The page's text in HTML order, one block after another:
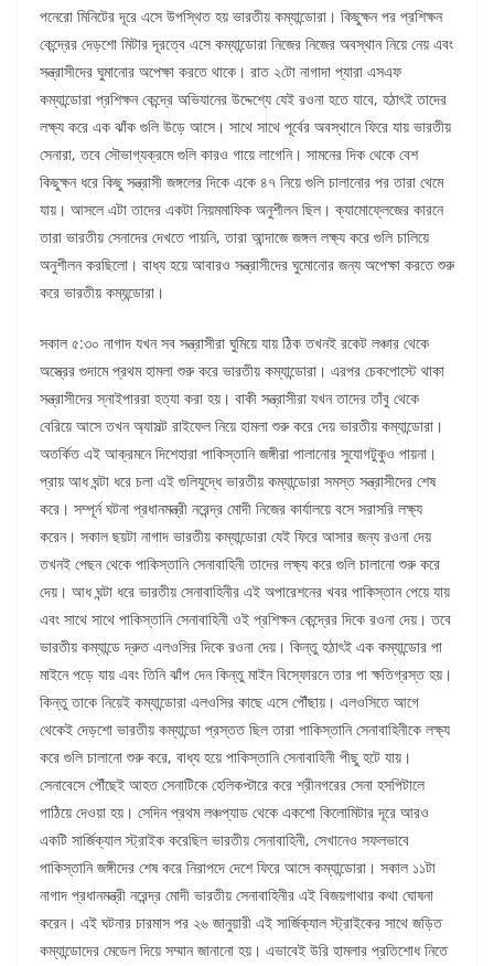
পনেরো মিনিটের দূরে এসে উপস্থিত হয় ভারতীয় কম্যান্ডোরা। কিছুক্ষন পর প্রশিক্ষন
কেন্দ্রের দেড়শো মিটার দূরত্বে এসে কম্যান্ডোরা নিজের নিজের অবস্থান নিয়ে নেয় এবং
সন্ত্রাসীদের ঘুমানোর অপেক্ষা করতে থাকে। রাত ২টো নাগাদা প্যারা এসএফ
কম্যান্ডোরা প্রশিক্ষন কেন্দ্রে অভিযানের উদ্দেশ্যে যেই রওনা হতে যাবে, হঠাৎই তাদের
লক্ষ্য করে এক ঝাঁক গুলি উড়ে আসে। সাথে সাথে পূর্বের অবস্থানে ফিরে যায় ভারতীয়
সেনারা, তবে সৌভাগ্যক্রমে গুলি কারও গায়ে লাগেনি। সামনের দিক থেকে বেশ
কিছুক্ষন ধরে কিছু সন্ত্রাসী জঙ্গলের দিকে একে ৪৭ নিয়ে গুলি চালানোর পর তারা থেমে
যায়। আসলে এটা তাদের একটা নিয়মমাফিক অনুশীলন ছিল। ক্যামোফ্লেজের কারনে
তারা ভারতীয় সেনাদের দেখতে পায়নি, তারা আন্দাজে জঙ্গল লক্ষ্য করে গুলি চালিয়ে
অনুশীলন করছিলো। বাধ্য হয়ে আবারও সন্ত্রাসীদের ঘুমোনোর জন্য অপেক্ষা করতে শুরু
করে ভারতীয় কম্যন্ডোরা।
সকাল ৫:৩০ নাগাদ যখন সব সন্ত্রাসীরা ঘুমিয়ে যায় ঠিক তখনই রকেট লঞ্চার থেকে
অস্ত্রের গুদামে প্রথম হামলা শুরু করে ভারতীয় কম্যান্ডোরা। এরপর চেকপোস্টে থাকা
সন্ত্রাসীদের স্নাইপাররা হত্যা করা হয়। বাকী সন্ত্রাসীরা যখন তাদের তাঁবু থেকে
বেরিয়ে আসে তখন অ্যাসল্ট রাইফেল নিয়ে হামলা শুরু করে দেয় ভারতীয় কম্যান্ডোরা।
অতর্কিত এই আক্রমনে দিশেহারা পাকিস্তানি জঙ্গীরা পালানোর সুযোগটুকুও পায়না।
প্রায় আধ ঘন্টা ধরে চলা এই গুলিযুদ্ধে ভারতীয় কম্যান্ডোরা সমস্ত সন্ত্রাসীদের শেষ
করে। সম্পূর্ন ঘটনা প্রধানমন্ত্রী নরেন্দ্র মোদী নিজের কার্যালয়ে বসে সরাসরি লক্ষ্য
করেন। সকাল ছয়টা নাগাদ ভারতীয় কম্যান্ডোরা যেই ফিরে আসার জন্য রওনা দেয়
তখনই পেছন থেকে পাকিস্তানি সেনাবাহিনী তাদের লক্ষ্য করে গুলি চালানো শুরু করে
দেয়। আধ ঘন্টা ধরে ভারতীয় সেনাবাহিনীর এই অপারেশনের খবর পাকিস্তান পেয়ে যায়
এবং সাথে সাথে পাকিস্তানি সেনাবাহিনী ওই প্রশিক্ষন কেন্দ্রের দিকে রওনা দেয়। তবে
ভারতীয় কম্যান্ডে দ্রুত এলওসির দিকে রওনা দেয়। কিন্তু হঠাৎই এক কম্যান্ডোর পা
মাইনে পড়ে যায় এবং তিনি ঝাঁপ দেন কিন্তু মাইন বিস্ফোরনে তার পা ক্ষতিগ্রস্ত হয়।
কিন্তু তাকে নিয়েই কম্যান্ডোরা এলওসির কাছে এসে পৌঁছায়। এলওসিতে আগে
থেকেই দেড়শো ভারতীয় কম্যান্ডো প্রস্তত ছিল তারা পাকিস্তানি সেনাবাহিনীকে লক্ষ্য
করে গুলি চালানো শুরু করে, বাধ্য হয়ে পাকিস্তানি সেনাবাহিনী পীছু হটে যায়।
সেনাবেসে পৌঁছেই আহত সেনাটিকে হেলিকপ্টারে করে শ্রীনগরের সেনা হসপিটালে
পাঠিয়ে দেওয়া হয়। সেদিন প্রথম লঞ্চপ্যাড থেকে একশো কিলোমিটার দূরে আরও
একটি সার্জিক্যাল স্ট্রাইক করেছিল ভারতীয় সেনাবাহিনী, সেখানেও সফলভাবে
পাকিস্তানি জঙ্গীদের শেষ করে নিরাপদে দেশে ফিরে আসে কম্যান্ডোরা। সকাল ১১টা
নাগাদ প্রধানমন্ত্রী নরেন্দ্র মোদী ভারতীয় সেনাবাহিনীর এই বিজয়গাথার কথা ঘোষনা
করেন। এই ঘটনার চারমাস পর ২৬ জানুয়ারী এই সার্জিক্যাল স্ট্রাইকের সাথে জড়িত
কম্যান্ডোদের মেডেল দিয়ে সম্মান জানানো হয়। এভাবেই উরি হামলার প্রতিশোধ নিতে